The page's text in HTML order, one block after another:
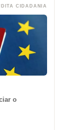
CIDADANIA
o